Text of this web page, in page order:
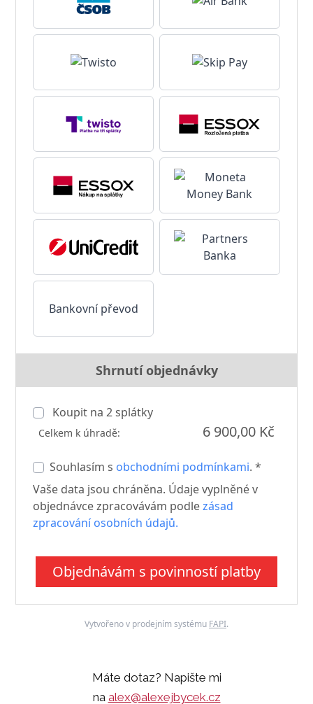
Bankovní převod
Shrnutí objednávky
Koupit na2splátky
Celkem k úhradě: 6 900,00 Kč
Souhlasím s obchodními podmínkami. *
Vaše data jsou chráněna. Údaje vyplněné v
objednávce zpracovávám podlezásad
zpracování osobních údajů.
Objednávám s povinností platby
Vytvořeno v prodejním systému FAPI.
Máte dotaz? Napište mi
na alex@alexejbycek.cz